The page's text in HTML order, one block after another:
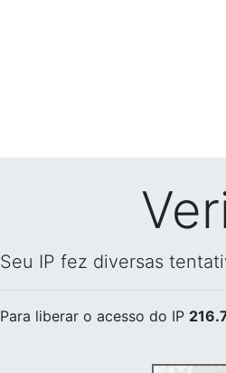
Seu IP fez diversas
Para liberar o acesso do IP